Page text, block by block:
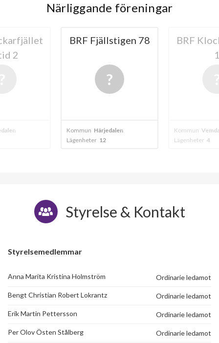
Närliggande föreningar
2
BRF Fjällstigen 78
Kommun Härjedalen
Lägenheter 12
BRF
Kommun
Lägenheter 4
Styrelse & Kontakt
Styrelsemedlemmar
Anna Marita Kristina Holmström Ordinarie ledamot
Bengt Christian Robert Lokrantz Ordinarie ledamot
Erik Martin Pettersson Ordinarie ledamot
Per Olov Östen Stålberg Ordinarie ledamot